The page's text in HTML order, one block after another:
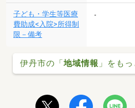
子ども・学生等医療
費助成<入院>所得制
限－備考
-
伊丹市の「 地域情報 」をも